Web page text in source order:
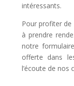
intéressants.
Pour profiter de
à prendre
notre
offerte dans
l’écoute de nos